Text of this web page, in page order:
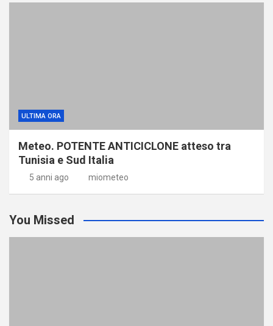
ULTIMA ORA
Meteo. POTENTE ANTICICLONE atteso tra
Tunisia e Sud Italia
5 anni ago miometeo
You Missed